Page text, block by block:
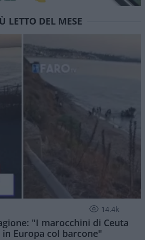
LETTO DEL MESE
14.4k
"I marocchini di Ceuta
in Europa col barcone"